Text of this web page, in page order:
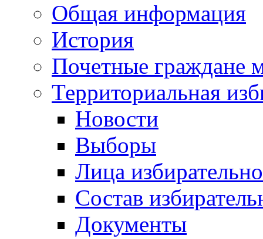
Общая информация
История
Почетные граждане
Территориальная
Новости
Выборы
Лица
Состав
Документы